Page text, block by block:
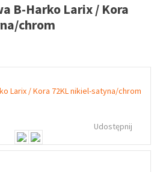
B-Harko Larix / Kora
chrom
Udostępnij